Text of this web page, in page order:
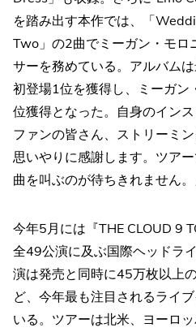
を踏み出す本作では、「
Two」の2曲でミーガン・モロ
サーを務めている。アルバム
初登場1位を獲得し、ミーガン
位獲得となった。自身のイン
ファンの皆さん、ストリーミ
思いやりに感謝します。ツア
曲を叫ぶのが待ちきれません
今年5月には『THE CLOUD 9
全49公演に及ぶ国際ヘッドラ
演は発売と同時に45万枚以上
ど、今年最も注目されるライ
いる。ツアーは北米、ヨーロ